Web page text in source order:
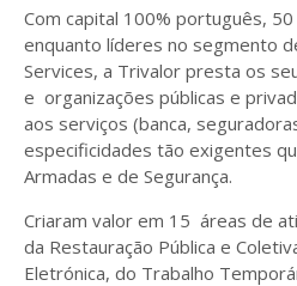
Com capital 100% português,
enquanto líderes no segmento
Services, a Trivalor presta os
e organizações públicas e
aos serviços (banca,
especificidades tão exigentes
Armadas e de Segurança.
Criaram valor em 15 áreas de
da Restauração Pública e
Eletrónica, do Trabalho